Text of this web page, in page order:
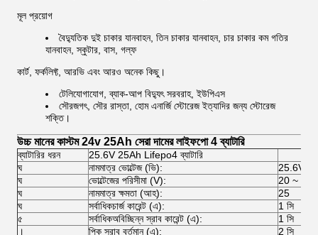
মূল প্রয়োগ
বৈদ্যুতিক দুই চাকার যানবাহন, তিন চাকার যানবাহন, চার চাকার কম গতির
যানবাহন, স্কুটার, বাস, গল্ফ
কার্ট, ফর্কলিফ্ট, আরভি এবং আরও অনেক কিছু।
টেলিযোগাযোগ, ব্যাক-আপ বিদ্যুৎ সরবরাহ, ইউপিএস
সৌরজগৎ, সৌর রাস্তা, হোম এনার্জি স্টোরেজ ইত্যাদির জন্য স্টোরেজ
শক্তি।
উচ্চ মানের কাস্টম 24v 25Ah সেরা দামের লাইফপো 4 ব্যাটারি
ব্যাটারির ধরন
25.6V 25Ah Lifepo4 ব্যাটারি
ঘ
নামমাত্র ভোল্টেজ (ভি):
25.6V
ঘ
ভোল্টেজের পরিসীমা (V):
20 ~
ঘ
নামমাত্র ক্ষমতা (আহ):
25
ঘ
সর্বাধিকচার্জ কারেন্ট (এ):
1 সি
৫
সর্বাধিকঅবিচ্ছিন্ন স্রাব কারেন্ট (এ):
1 সি
।
পিক স্রাব বর্তমান (এ):
2 সি